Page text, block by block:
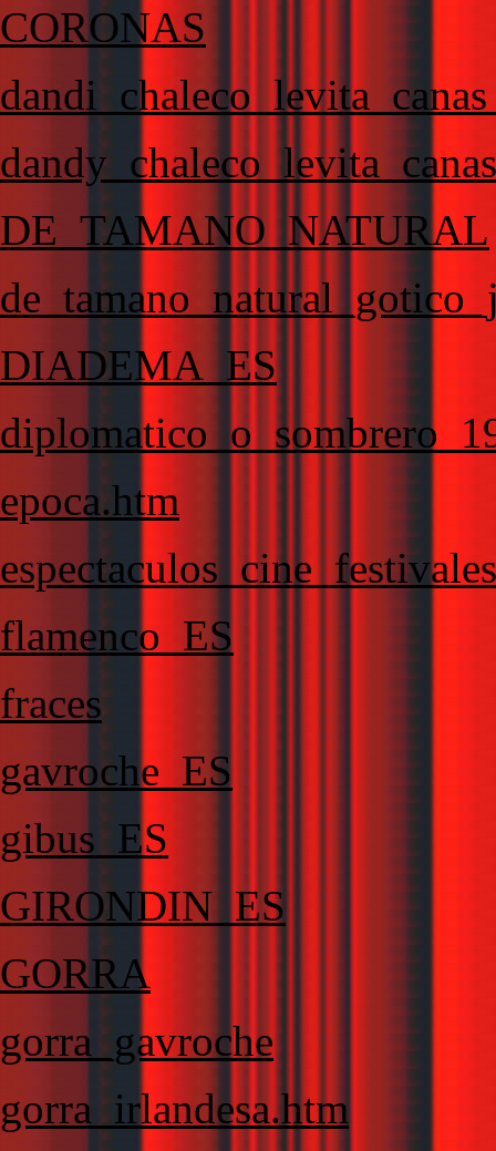
CORONAS
DE_TAMANO_NATURAL
DIADEMA_ES
epoca.htm
flamenco_ES
fraces
gavroche_ES
gibus_ES
GIRONDIN_ES
GORRA
gorra_gavroche
gorra_irlandesa.htm